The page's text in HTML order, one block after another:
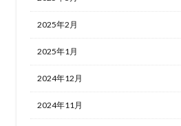
2025年2月
2025年1月
2024年12月
2024年11月